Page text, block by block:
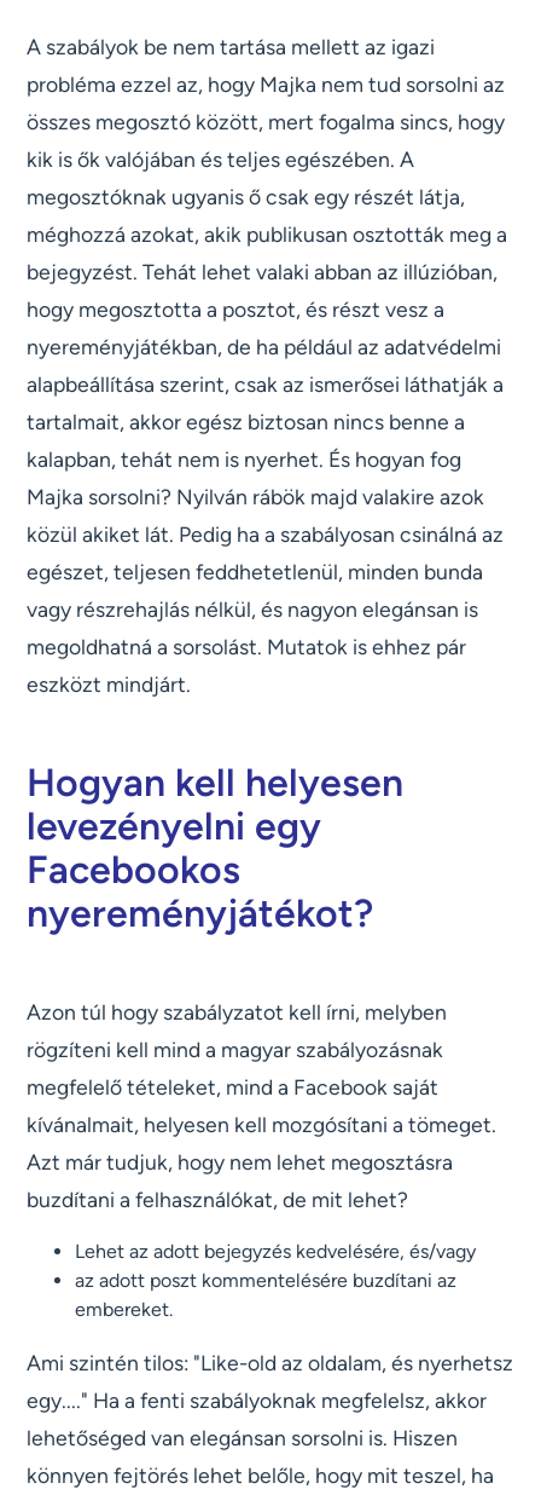
A szabályok be nem tartása mellett az igazi
probléma ezzel az, hogy Majka nem tud sorsolni az
összes megosztó között, mert fogalma sincs, hogy
kik is ők valójában és teljes egészében. A
megosztóknak ugyanis ő csak egy részét látja,
méghozzá azokat, akik publikusan osztották meg a
bejegyzést. Tehát lehet valaki abban az illúzióban,
hogy megosztotta a posztot, és részt vesz a
nyereményjátékban, de ha például az adatvédelmi
alapbeállítása szerint, csak az ismerősei láthatják a
tartalmait, akkor egész biztosan nincs benne a
kalapban, tehát nem is nyerhet. És hogyan fog
Majka sorsolni? Nyilván rábök majd valakire azok
közül akiket lát. Pedig ha a szabályosan csinálná az
egészet, teljesen feddhetetlenül, minden bunda
vagy részrehajlás nélkül, és nagyon elegánsan is
megoldhatná a sorsolást. Mutatok is ehhez pár
eszközt mindjárt.
Hogyan kell helyesen
levezényelni egy
Facebookos
nyereményjátékot?
Azon túl hogy szabályzatot kell írni, melyben
rögzíteni kell mind a magyar szabályozásnak
megfelelő tételeket, mind a Facebook saját
kívánalmait, helyesen kell mozgósítani a tömeget.
Azt már tudjuk, hogy nem lehet megosztásra
buzdítani a felhasználókat, de mit lehet?
Lehet az adott bejegyzés kedvelésére, és/vagy
az adott poszt kommentelésére buzdítani az
embereket.
Ami szintén tilos: "Like-old az oldalam, és nyerhetsz
egy...." Ha a fenti szabályoknak megfelelsz, akkor
lehetőséged van elegánsan sorsolni is. Hiszen
könnyen fejtörés lehet belőle, hogy mit teszel, ha